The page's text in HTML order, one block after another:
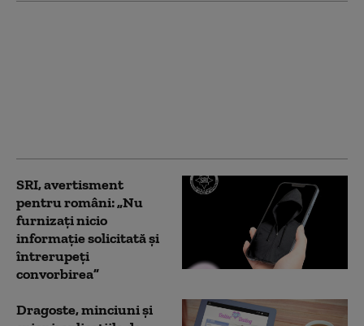
SRI, avertisment
pentru români: „Nu
furnizați nicio
informație solicitată și
întrerupeți
convorbirea”
Dragoste, minciuni și